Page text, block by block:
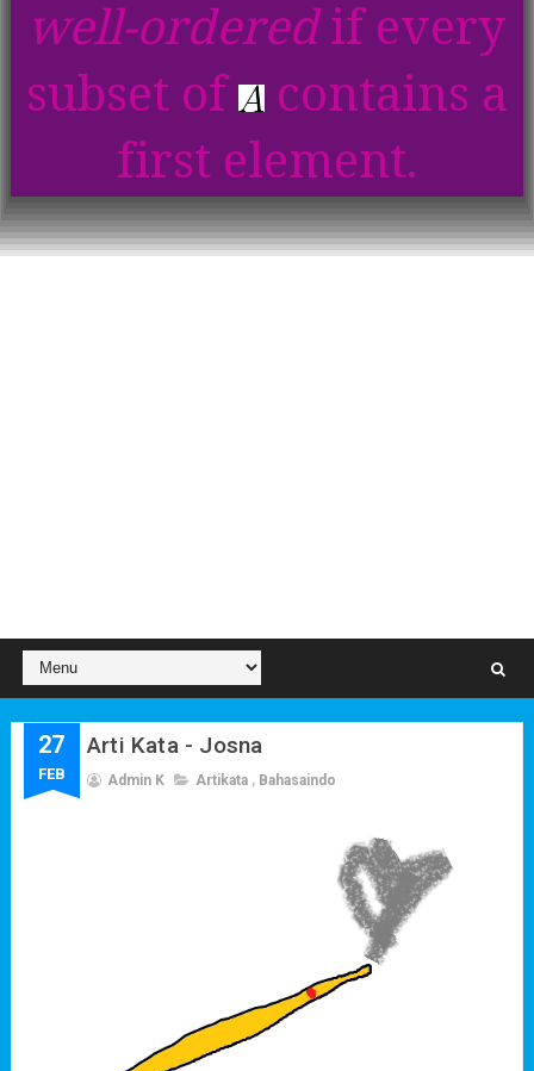
well-orderedif every
subset of
contains a
first element.
27
FEB
Arti Kata - Josna
Admin K Artikata , Bahasaindo